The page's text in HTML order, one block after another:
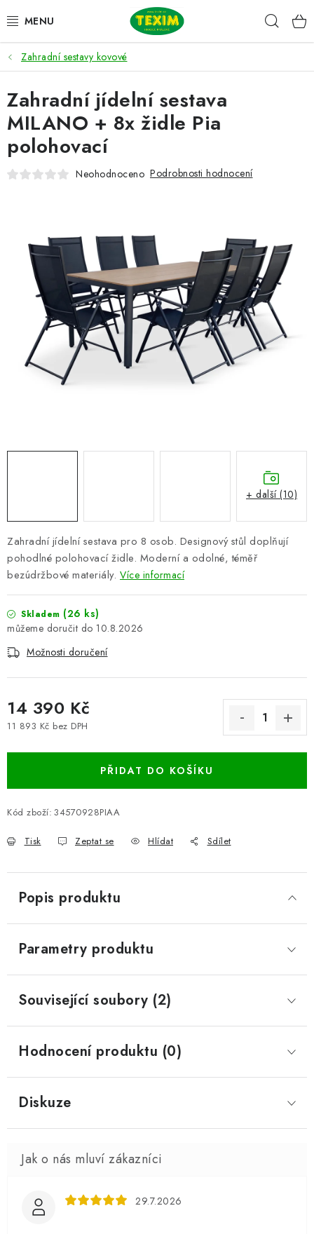
na
ZAHRADNÍ SESTAVY
ŽIDLE
STOLY
LAVICE
POLSTRY
DOPLŇKY
PERGOLY
GRILY
VÝPRODEJ
Podmínky ochrany osobních údajů
Zahradní sestavy kovové
Zahradní jídelní sestava pro 8 osob. Designový stůl doplňují
pohodlné polohovací židle. Moderní a odolné, téměř
bezúdržbové materiály. Více informací
Skladem (26 ks)
10.8.2026
Možnosti doručení
14 390 Kč
11 893 Kč bez DPH
PŘIDAT DO KOŠÍKU
Kód zboží: 34570928PIAA
Tisk Zeptat se Hlídat Sdílet
Zahradní jídelní sestava
MILANO + 8x židle Pia
polohovací
Neohodnoceno Podrobnosti hodnocení
+ další (10)
Popis produktu
Parametry produktu
Související soubory (2)
Hodnocení produktu (0)
Diskuze
29.7.2026